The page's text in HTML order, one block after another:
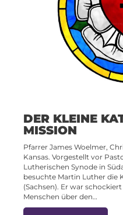
DER KLEINE
MISSION
Pfarrer James Woelmer,
Kansas. Vorgestellt vor
Lutherischen Synode in
besuchte Martin Luther die
(Sachsen). Er war
Menschen über den…